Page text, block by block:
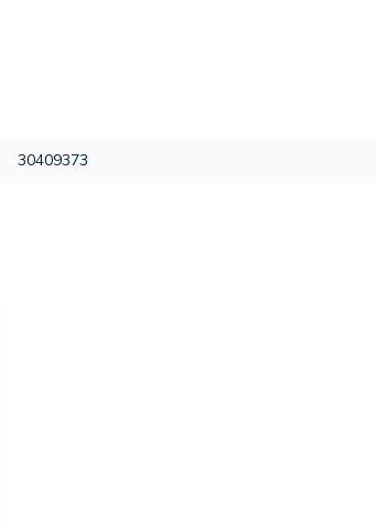
30409373